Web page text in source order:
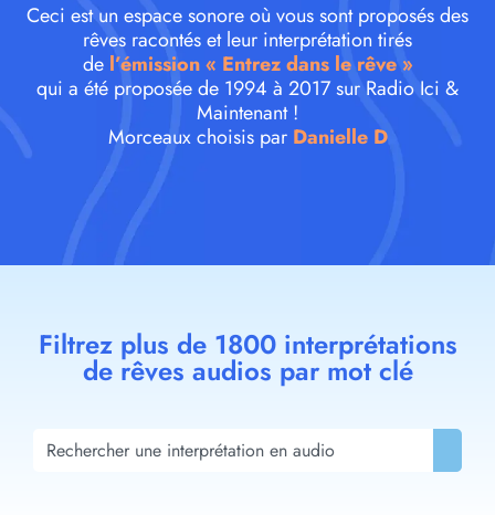
Ceci est un espace sonore où vous sont proposés des
rêves racontés et leur interprétation tirés
de l’émission « Entrez dans le rêve »
qui a été proposée de 1994 à 2017 sur Radio Ici &
Maintenant !
Morceaux choisis par Danielle D
Filtrez plus de 1800 interprétations
de rêves audios par mot clé